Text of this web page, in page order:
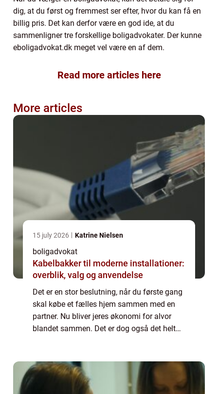
dig, at du først og fremmest ser efter, hvor du kan få en
billig pris. Det kan derfor være en god ide, at du
sammenligner tre forskellige boligadvokater. Der kunne
eboligadvokat.dk meget vel være en af dem.
Read more articles here
More articles
15 july 2026 Katrine Nielsen
boligadvokat
Kabelbakker til moderne installationer:
overblik, valg og anvendelse
Det er en stor beslutning, når du første gang
skal købe et fælles hjem sammen med en
partner. Nu bliver jeres økonomi for alvor
blandet sammen. Det er dog også det helt